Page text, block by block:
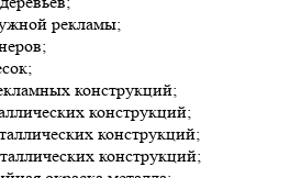
рекламы;
конструкций;
конструкций;
конструкций;
конструкций;